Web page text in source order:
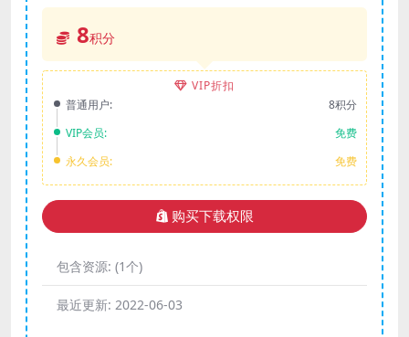
8积分
VIP折扣
普通用户:
8积分
VIP会员:
免费
永久会员:
免费
购买下载权限
包含资源: (1个)
最近更新: 2022-06-03